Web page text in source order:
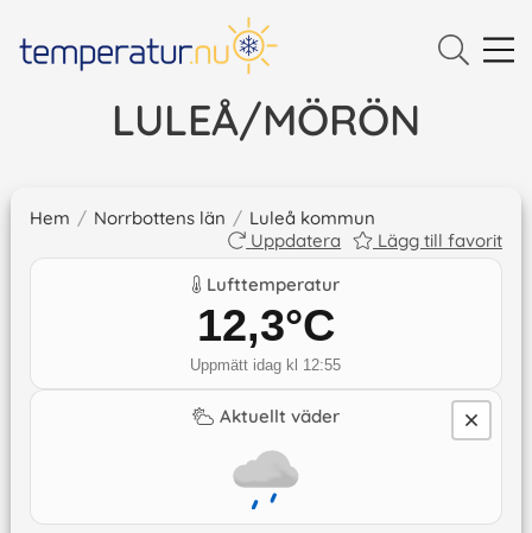
LULEÅ/MÖRÖN
Hem / Norrbottens län / Luleå kommun
Uppdatera
Lägg till favorit
Lufttemperatur
12,3°C
Uppmätt idag kl 12:55
Aktuellt väder